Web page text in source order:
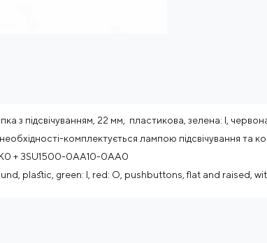
з підсвічуванням, 22 мм, пластикова, зелена: I,
комплектується лампою підсвічування та
+ 3SU1500-0AA10-0AA0
plastic, green: I, red: O, pushbuttons, flat and raised,